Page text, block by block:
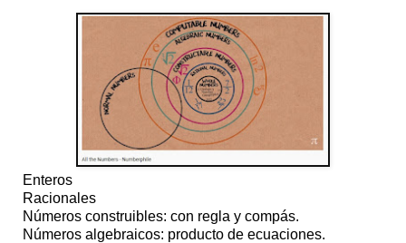
Enteros
Racionales
Números construibles: con regla y compás.
Números algebraicos: producto de ecuaciones.